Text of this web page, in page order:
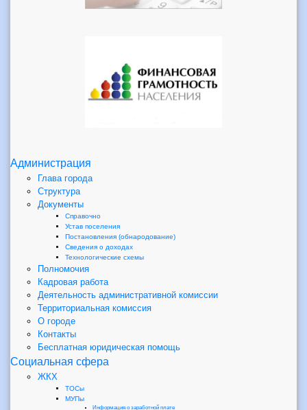
Администрация
Глава города
Структура
Документы
Справочно
Устав поселения
Постановления (обнародование)
Сведения о доходах
Технологические схемы
Полномочия
Кадровая работа
Деятельность административной комиссии
Территориальная комиссия
О городе
Контакты
Бесплатная юридическая помощь
Социальная сфера
ЖКХ
ТОСы
МУПы
Информация о заработной плате